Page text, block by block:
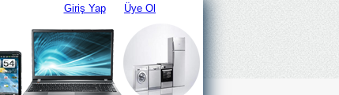
Giriş Yap Üye Ol